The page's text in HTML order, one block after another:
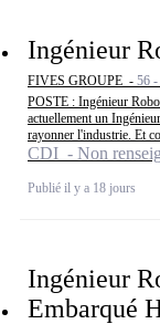
Ingénieur
FIVES GROUPE - 56
POSTE : Ingénieur
actuellement un
rayonner l'industrie. Et
CDI - Non
Publié il y a 18 jours
Ingénieur
Embarqué